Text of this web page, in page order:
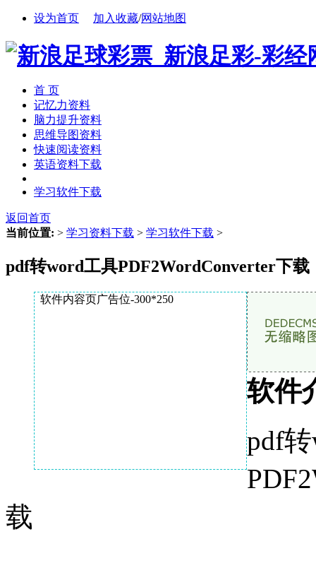
设为首页 加入收藏/网站地图
首 页
记忆力资料
脑力提升资料
思维导图资料
快速阅读资料
英语资料下载
学习软件下载
返回首页
当前位置: > 学习资料下载 > 学习软件下载 >
pdf转word工具PDF2WordConverter下载
软件内容页广告位-300*250
软件
pdf
载